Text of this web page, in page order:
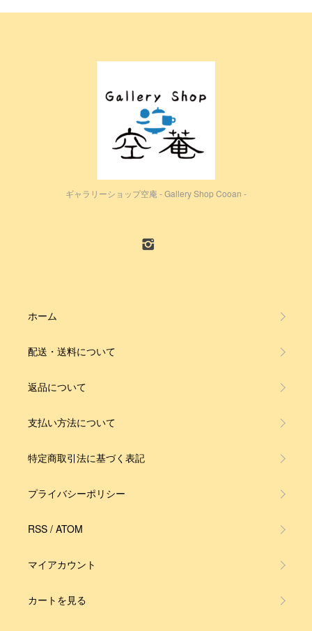
ギャラリーショップ空庵 - Gallery Shop Cooan -
ホーム
配送・送料について
返品について
支払い方法について
特定商取引法に基づく表記
プライバシーポリシー
RSS / ATOM
マイアカウント
カートを見る